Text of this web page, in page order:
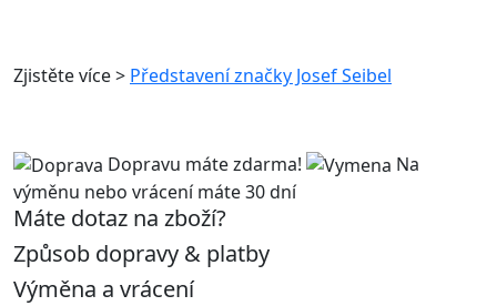
Zjistěte více > Představení značky Josef Seibel
Dopravu máte zdarma!
Na
výměnu nebo vrácení máte 30 dní
Máte dotaz na zboží?
Způsob dopravy & platby
Výměna a vrácení